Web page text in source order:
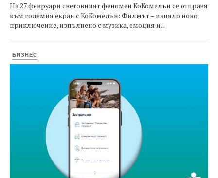
На 27 февруари световният феномен КоКомелън се отправя
към големия екран с КоКомелън: Филмът – изцяло ново
приключение, изпълнено с музика, емоция и...
БИЗНЕС